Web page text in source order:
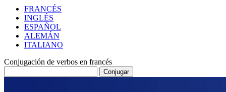
FRANCÉS
INGLÉS
ESPAÑOL
ALEMÁN
ITALIANO
Conjugación de verbos en francés